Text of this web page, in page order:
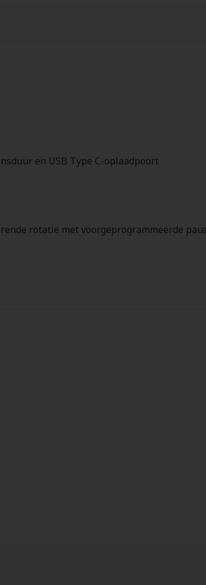
en USB Type C-oplaadpoort
rotatie met voorgeprogrammeerde